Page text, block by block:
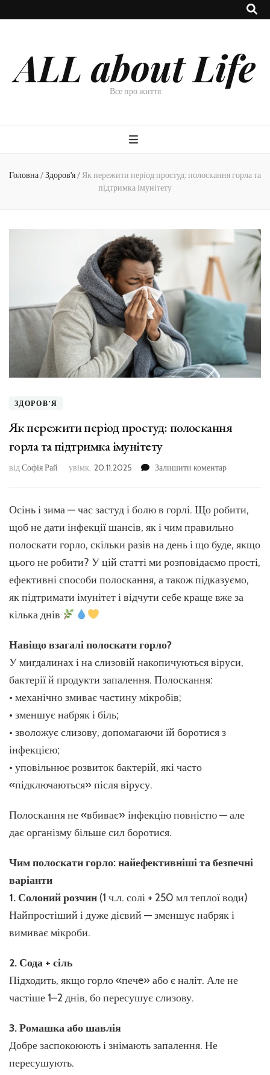
ALL about Life
Все про життя
Головна/Здоров'я/Як пережити період простуд: полоскання горла та
підтримка імунітету
ЗДОРОВ'Я
Як пережити період простуд: полоскання
горла та підтримка імунітету
відСофія Рай увімк. 20.11.2025 Залишити коментардо
період
простуд:
полоскання
горла
підтримка
імунітету
Осінь і зима — час застуд і болю в горлі. Що робити,
щоб не дати інфекції шансів, як і чим правильно
полоскати горло, скільки разів на день і що буде, якщо
цього не робити? У цій статті ми розповідаємо прості,
ефективні способи полоскання, а також підказуємо,
як підтримати імунітет і відчути себе краще вже за
кілька днів
Навіщо взагалі полоскати горло?
У мигдалинах і на слизовій накопичуються віруси,
бактерії й продукти запалення. Полоскання:
• механічно змиває частину мікробів;
• зменшує набряк і біль;
• зволожує слизову, допомагаючи їй боротися з
інфекцією;
• уповільнює розвиток бактерій, які часто
«підключаються» після вірусу.
Полоскання не «вбиває» інфекцію повністю — але
дає організму більше сил боротися.
Чим полоскати горло: найефективніші та безпечні
варіанти
1. Солоний розчин (1 ч.л. солі + 250 мл теплої води)
Найпростіший і дуже дієвий — зменшує набряк і
вимиває мікроби.
2. Сода + сіль
Підходить, якщо горло «печe» або є наліт. Але не
частіше 1–2 днів, бо пересушує слизову.
3. Ромашка або шавлія
Добре заспокоюють і знімають запалення. Не
пересушують.